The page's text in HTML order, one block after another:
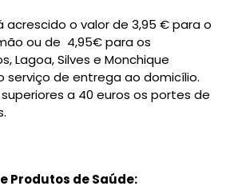
acrescido o valor de 3,95 € para o
ou de 4,95€ para os
Lagoa, Silves e Monchique
serviço de entrega ao domicílio.
a 40 euros os portes de
Produtos de Saúde: